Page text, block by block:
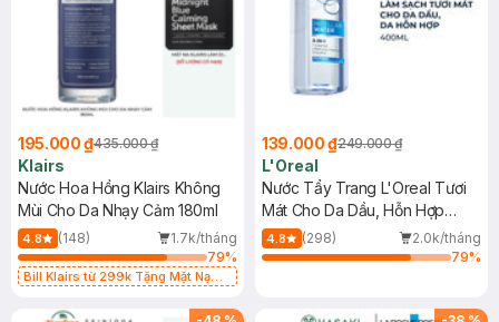
195.000 ₫435.000 ₫
Klairs
Nước Hoa Hồng Klairs Không
Mùi Cho Da Nhạy Cảm 180ml
4.8 (148)
1.7k/tháng
79%
Bill Klairs từ 299k Tặng Mặt Nạ
25ml (SL Có Hạn)
139.000 ₫249.000 ₫
L'Oreal
Nước Tẩy Trang L'Oreal Tươi
Mát Cho Da Dầu, Hỗn Hợp
400ml
4.8 (298)
2.0k/tháng
79%